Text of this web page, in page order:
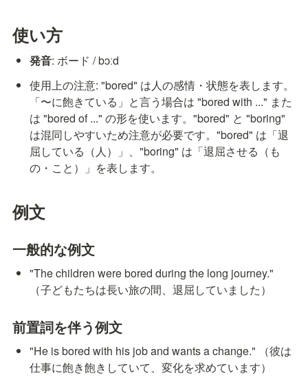
使い方
発音: ボード / bɔːd
使用上の注意: "bored" は人の感情・状態を表します。
「〜に飽きている」と言う場合は "bored with ..." また
は "bored of ..." の形を使います。"bored" と "boring"
は混同しやすいため注意が必要です。"bored" は「退
屈している（人）」、"boring" は「退屈させる（も
の・こと）」を表します。
例文
一般的な例文
"The children were bored during the long journey."
（子どもたちは長い旅の間、退屈していました）
前置詞を伴う例文
"He is bored with his job and wants a change." （彼は
仕事に飽き飽きしていて、変化を求めています）